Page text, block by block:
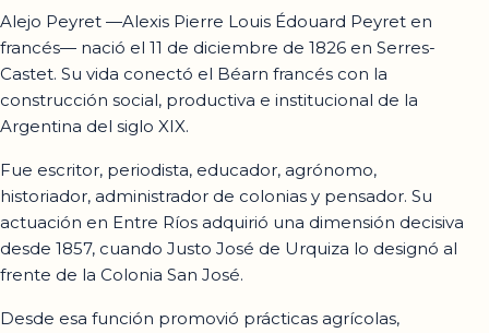
Alejo Peyret —Alexis Pierre Louis Édouard Peyret en
francés— nació el 11 de diciembre de 1826 en Serres-
Castet. Su vida conectó el Béarn francés con la
construcción social, productiva e institucional de la
Argentina del siglo XIX.
Fue escritor, periodista, educador, agrónomo,
historiador, administrador de colonias y pensador. Su
actuación en Entre Ríos adquirió una dimensión decisiva
desde 1857, cuando Justo José de Urquiza lo designó al
frente de la Colonia San José.
Desde esa función promovió prácticas agrícolas,